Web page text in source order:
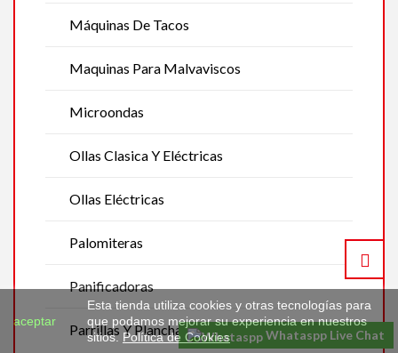
Máquinas De Tacos
Maquinas Para Malvaviscos
Microondas
Ollas Clasica Y Eléctricas
Ollas Eléctricas
Palomiteras
Panificadoras
Parrillas Y Planchas Eléctricas
aceptar
Esta tienda utiliza cookies y otras tecnologías para
que podamos mejorar su experiencia en nuestros
sitios. Política de Cookies Whataspp Live Chat